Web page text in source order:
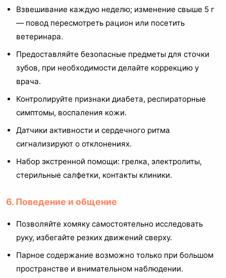
Взвешивание каждую неделю; изменение свыше 5 г
— повод пересмотреть рацион или посетить
ветеринара.
Предоставляйте безопасные предметы для сточки
зубов, при необходимости делайте коррекцию у
врача.
Контролируйте признаки диабета, респираторные
симптомы, воспаления кожи.
Датчики активности и сердечного ритма
сигнализируют о отклонениях.
Набор экстренной помощи: грелка, электролиты,
стерильные салфетки, контакты клиники.
6. Поведение и общение
Позволяйте хомяку самостоятельно исследовать
руку, избегайте резких движений сверху.
Парное содержание возможно только при большом
пространстве и внимательном наблюдении.